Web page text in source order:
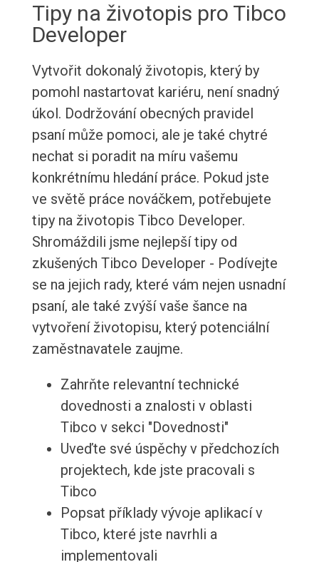
Tipy na životopis pro Tibco
Developer
Vytvořit dokonalý životopis, který by
pomohl nastartovat kariéru, není snadný
úkol. Dodržování obecných pravidel
psaní může pomoci, ale je také chytré
nechat si poradit na míru vašemu
konkrétnímu hledání práce. Pokud jste
ve světě práce nováčkem, potřebujete
tipy na životopis Tibco Developer.
Shromáždili jsme nejlepší tipy od
zkušených Tibco Developer - Podívejte
se na jejich rady, které vám nejen usnadní
psaní, ale také zvýší vaše šance na
vytvoření životopisu, který potenciální
zaměstnavatele zaujme.
Zahrňte relevantní technické
dovednosti a znalosti v oblasti
Tibco v sekci "Dovednosti"
Uveďte své úspěchy v předchozích
projektech, kde jste pracovali s
Tibco
Popsat příklady vývoje aplikací v
Tibco, které jste navrhli a
implementovali